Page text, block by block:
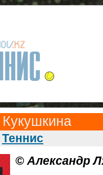
Теннис
© Александр